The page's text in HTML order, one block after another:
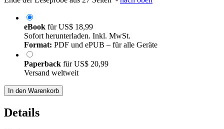
eBook fürUS$ 18,99
Sofort herunterladen. Inkl. MwSt.
Format: PDF und ePUB – für alle Geräte
Paperback fürUS$ 20,99
Versand weltweit
In den Warenkorb
Details